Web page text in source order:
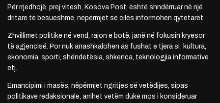
Për rrjedhojë, prej vitesh, Kosova Post, është shndërruar në një
dritare të besueshme, nëpërmjet së cilës informohen qytetarët.
Zhvillimet politike në vend, rajon e botë, janë në fokusin kryesor
të agjencisë. Por nuk anashkalohen as fushat e tjera si: kultura,
ekonomia, sporti, shëndetësia, shkenca, teknologjia informative
etj.
Emancipimi i masës, nëpërmjet ngritjes së vetëdijes, sipas
politikave redaksionale, arrihet vetëm duke mos i konsideruar